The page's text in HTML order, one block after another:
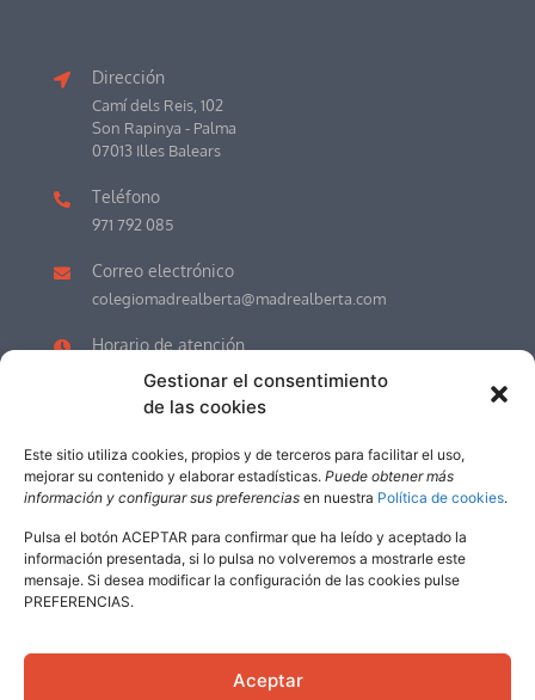
Gestionar el consentimiento
de las cookies
Este sitio utiliza cookies, propios y de terceros para facilitar el uso,
mejorar su contenido y elaborar estadísticas. Puede obtener más
información y configurar sus preferencias en nuestra Política de cookies.
Pulsa el botón ACEPTAR para confirmar que ha leído y aceptado la
información presentada, si lo pulsa no volveremos a mostrarle este
mensaje. Si desea modificar la configuración de las cookies pulse
PREFERENCIAS.
Aceptar
Dirección
Camí dels Reis, 102
Son Rapinya - Palma
07013 Illes Balears
Teléfono
971 792 085
Correo electrónico
colegiomadrealberta@madrealberta.com
Horario de atención
LU-VI 7.30h a 17.00h (Recepción)
JULIO y AGOSTO de 8.00h a 13.00h.
Política de cookies Política de privacidad Aviso legal
Acceso Profesorado
Educamos